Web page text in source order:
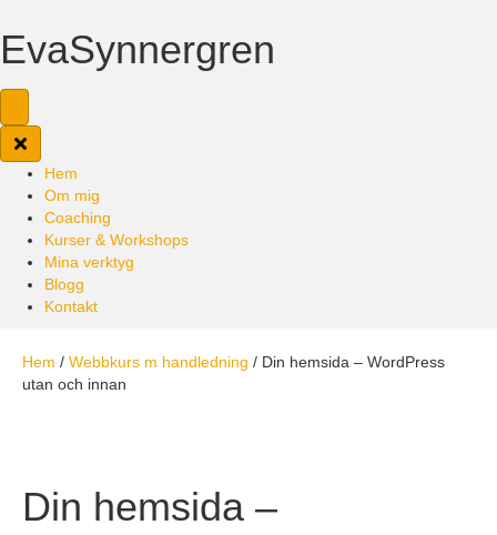
EvaSynnergren
Hem
Om mig
Coaching
Kurser & Workshops
Mina verktyg
Blogg
Kontakt
Hem / Webbkurs m handledning / Din hemsida – WordPress
utan och innan
Din hemsida –